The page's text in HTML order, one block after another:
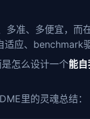
多准、多便宜，
适应、benchmark
怎么设计一个能
里的灵魂总结：